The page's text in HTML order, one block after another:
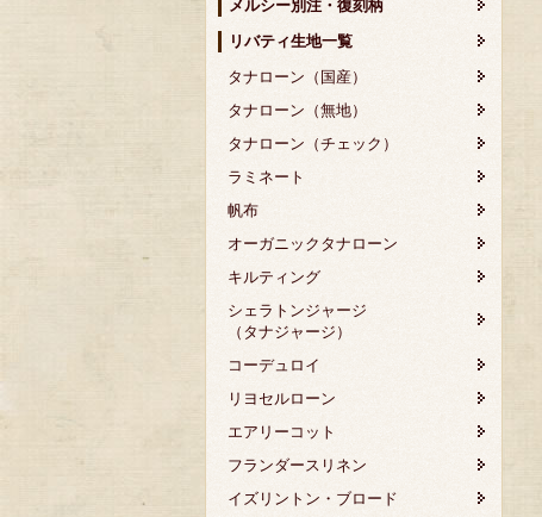
メルシー別注・復刻柄
リバティ生地一覧
タナローン（国産）
タナローン（無地）
タナローン（チェック）
ラミネート
帆布
オーガニックタナローン
キルティング
シェラトンジャージ
（タナジャージ）
コーデュロイ
リヨセルローン
エアリーコット
フランダースリネン
イズリントン・ブロード